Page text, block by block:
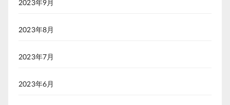
2023年9月
2023年8月
2023年7月
2023年6月